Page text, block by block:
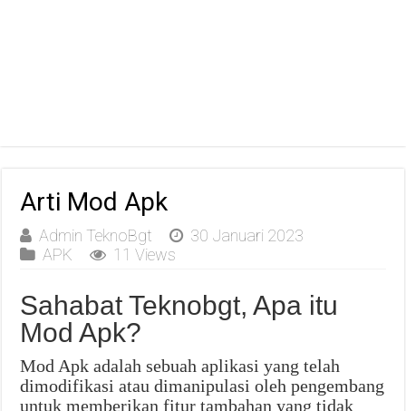
Arti Mod Apk
Admin TeknoBgt
30 Januari 2023
APK
11 Views
Sahabat Teknobgt, Apa itu
Mod Apk?
Mod Apk adalah sebuah aplikasi yang telah
dimodifikasi atau dimanipulasi oleh pengembang
untuk memberikan fitur tambahan yang tidak